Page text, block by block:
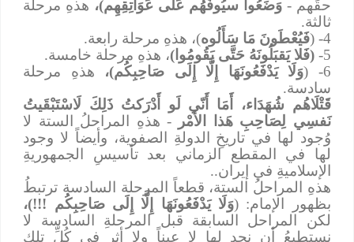
حقِّهم -وَضَعُوا سيُوفَهُم عَلَى عَوَاتِقِهِم)،هذهِ مرحلة
ثالثة.
4- (
فَيُعْطَونَ مَا سَأَلُوه)، هذهِ مرحلة رابعة.
5- (فَلا يَقبَلُونَهُ حَتَّى يَقُومُوا) ، هذهِ مرحلة خامسة.
6- (
وَلَا يَدْفَعُونَهَا إِلَّا إِلَى صَاحِبِكُم)،هذهِ مرحلة
سادسة.
قَتْلَاهُم شُهَدَاء، أَمَا أَنّي لَو أَدْرَكتُ ذَلِكَ لَاسْتَبْقَيتُ
نَفسِي لِصَاحِبِ هَذا الأَمْر
- هذهِ المراحلُ الستة لا
وُجود لها في تاريخِ الدولةِ الصفوية، وأيضاً لا وجود
لها في المقطع الزماني بعد تأسيسِ الجمهوريةِ
الإسلاميةِ في إيران..
هذهِ المراحلُ الستة، قطعاً المرحلة السادسة ترتبطُ
بظهور الإمام: ( وَلَا يَدْفَعُونَهَا إِلَّا إِلَى صَاحِبِكُم !!!)،
لكن المراحل السابقة قبل المرحلةِ السادسة لا
نستطيعُ أن نجد لها لا عيناً ولا أثر في كُلِّ تلك